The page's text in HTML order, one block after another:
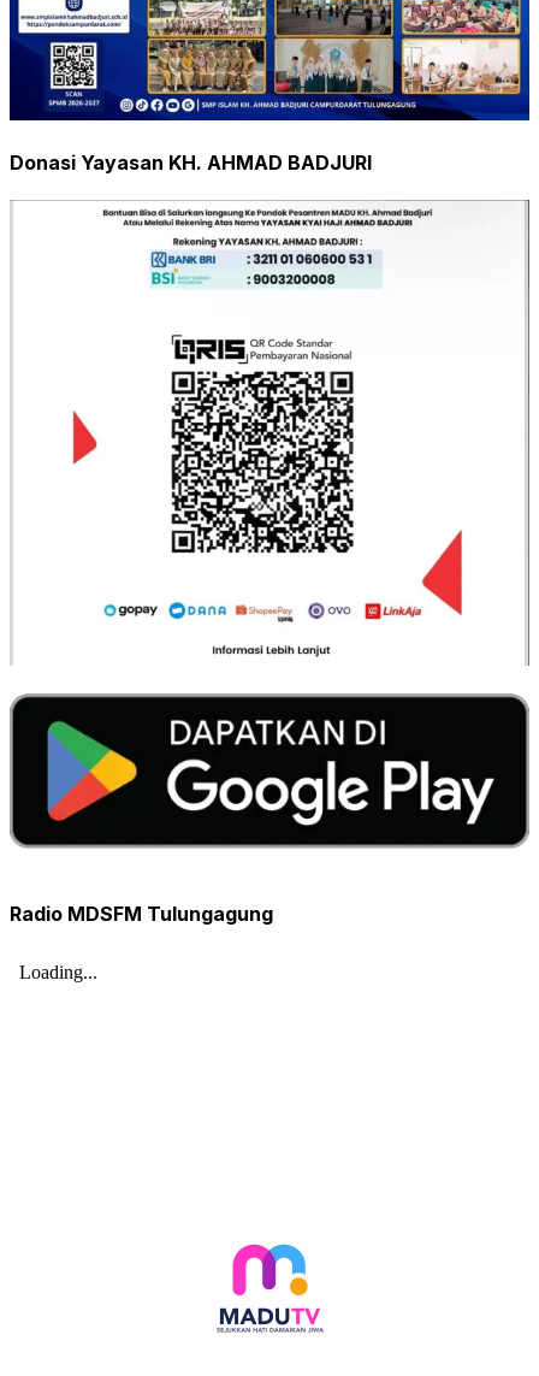
Donasi Yayasan KH. AHMAD BADJURI
Radio MDSFM Tulungagung